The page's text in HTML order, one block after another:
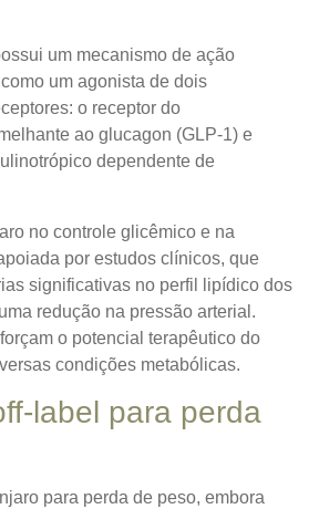
um mecanismo de ação
um agonista de dois
o receptor do
ao glucagon (GLP-1) e
dependente de
no controle glicêmico e na
por estudos clínicos, que
significativas no perfil lipídico dos
redução na pressão arterial.
o potencial terapêutico do
condições metabólicas.
label para perda
para perda de peso, embora